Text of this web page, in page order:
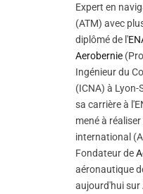
Expert en
(ATM) avec
diplômé de l'
Aerobernie
Ingénieur du
(ICNA) à Lyon-
sa carrière à
mené à
international
Fondateur de
aéronautique
aujourd'hui sur